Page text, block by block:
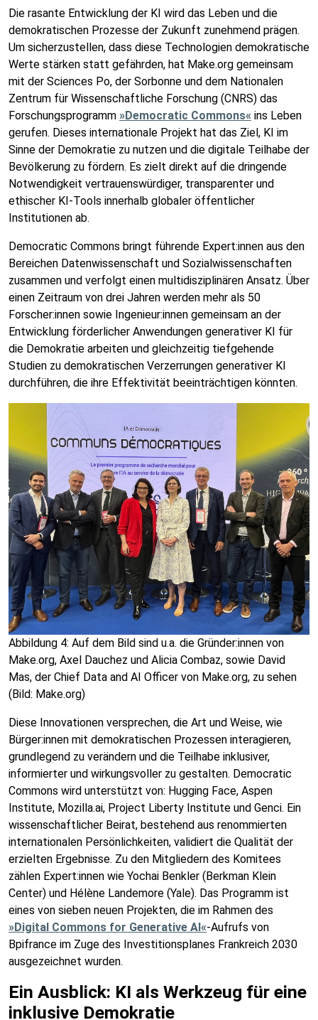
Die rasante Entwicklung der KI wird das Leben und die
demokratischen Prozesse der Zukunft zunehmend prägen.
Um sicherzustellen, dass diese Technologien demokratische
Werte stärken statt gefährden, hat Make.org gemeinsam
mit der Sciences Po, der Sorbonne und dem Nationalen
Zentrum für Wissenschaftliche Forschung (CNRS) das
Forschungsprogramm »Democratic Commons« ins Leben
gerufen. Dieses internationale Projekt hat das Ziel, KI im
Sinne der Demokratie zu nutzen und die digitale Teilhabe der
Bevölkerung zu fördern. Es zielt direkt auf die dringende
Notwendigkeit vertrauenswürdiger, transparenter und
ethischer KI-Tools innerhalb globaler öffentlicher
Institutionen ab.
Democratic Commons bringt führende Expert:innen aus den
Bereichen Datenwissenschaft und Sozialwissenschaften
zusammen und verfolgt einen multidisziplinären Ansatz. Über
einen Zeitraum von drei Jahren werden mehr als 50
Forscher:innen sowie Ingenieur:innen gemeinsam an der
Entwicklung förderlicher Anwendungen generativer KI für
die Demokratie arbeiten und gleichzeitig tiefgehende
Studien zu demokratischen Verzerrungen generativer KI
durchführen, die ihre Effektivität beeinträchtigen könnten.
Abbildung 4: Auf dem Bild sind u.a. die Gründer:innen von
Make.org, Axel Dauchez und Alicia Combaz, sowie David
Mas, der Chief Data and AI Officer von Make.org, zu sehen
(Bild: Make.org)
Diese Innovationen versprechen, die Art und Weise, wie
Bürger:innen mit demokratischen Prozessen interagieren,
grundlegend zu verändern und die Teilhabe inklusiver,
informierter und wirkungsvoller zu gestalten. Democratic
Commons wird unterstützt von: Hugging Face, Aspen
Institute, Mozilla.ai, Project Liberty Institute und Genci. Ein
wissenschaftlicher Beirat, bestehend aus renommierten
internationalen Persönlichkeiten, validiert die Qualität der
erzielten Ergebnisse. Zu den Mitgliedern des Komitees
zählen Expert:innen wie Yochai Benkler (Berkman Klein
Center) und Hélène Landemore (Yale). Das Programm ist
eines von sieben neuen Projekten, die im Rahmen des
»Digital Commons for Generative AI«-Aufrufs von
Bpifrance im Zuge des Investitionsplanes Frankreich 2030
ausgezeichnet wurden.
Ein Ausblick: KI als Werkzeug für eine
inklusive Demokratie